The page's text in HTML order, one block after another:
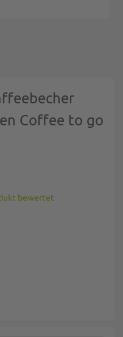
Coffee to go
bewertet